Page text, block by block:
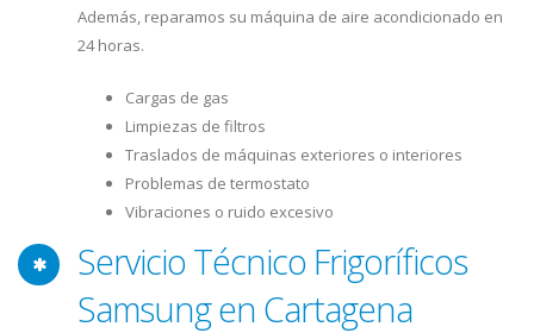
Además, reparamos su máquina de aire acondicionado en
24 horas.
Cargas de gas
Limpiezas de filtros
Traslados de máquinas exteriores o interiores
Problemas de termostato
Vibraciones o ruido excesivo
Servicio Técnico Frigoríficos
Samsung en Cartagena